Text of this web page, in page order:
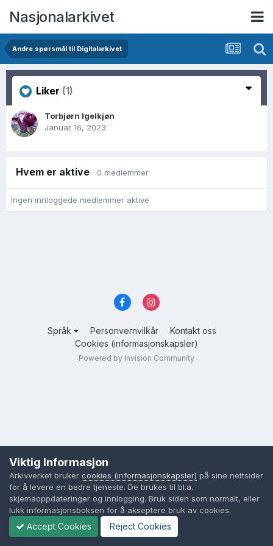
Nasjonalarkivet
Andre spørsmål til Digitalarkivet
Liker (1)
Torbjørn Igelkjøn
Januar 16, 2023
Hvem er aktive 0 medlemmer
Ingen innloggede medlemmer aktive
Språk Personvernvilkår
Kontakt oss
Cookies (informasjonskapsler)
Powered by Invision Community
Viktig Informasjon
Arkivverket bruker cookies (informasjonskapsler) på sine nettsider
for å levere en bedre tjeneste. De brukes til bl.a.
skjemaoppdateringer og innlogging. Bruk siden som normalt, eller
lukk informasjonsboksen for å akseptere bruk av cookies.
Accept Cookies Reject Cookies